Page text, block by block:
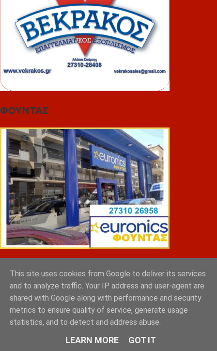
ΦΟΥΝΤΑΣ
ΣΠΥΡΑΚΗΣ ΠΑΝΑΓΙΩΤΗΣ & YIOI ΣΠΑΡΤΗ
This site uses cookies from Google to deliver its services
and to analyze traffic. Your IP address and user-agent are
shared with Google along with performance and security
metrics to ensure quality of service, generate usage
statistics, and to detect and address abuse.
LEARN MORE GOT IT